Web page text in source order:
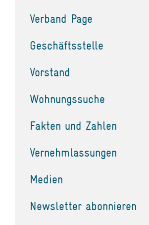
Verband Page
Geschäftsstelle
Vorstand
Wohnungssuche
Fakten und Zahlen
Vernehmlassungen
Medien
Newsletter abonnieren